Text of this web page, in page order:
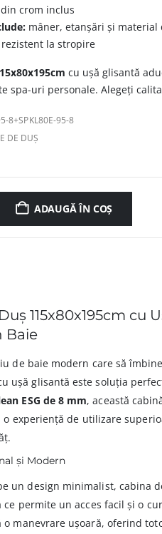
crom inclus
mâner, etanșări și material
rezistent la stropire
cu ușă glisantă
spa-uri personale. Alegeți
8+SPKL80E-95-8
DE DUȘ
ADAUGĂ ÎN COȘ
115x80x195cm cu
Baie
de baie modern care să
ușă glisantă este soluția
ESG de 8 mm, această
o experiență de utilizare
și Modern
un design minimalist, cabina
ce permite un acces facil și o
o manevrare ușoară, oferind